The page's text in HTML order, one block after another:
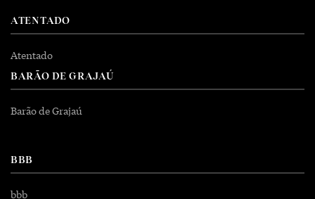
ATENTADO
Atentado
BARÃO DE GRAJAÚ
Barão de Grajaú
BBB
bbb